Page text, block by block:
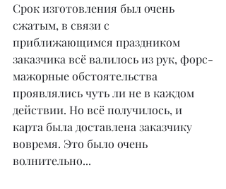
Срок изготовления был очень
сжатым, в связи с
приближающимся праздником
заказчика всё валилось из рук, форс-
мажорные обстоятельства
проявлялись чуть ли не в каждом
действии. Но всё получилось, и
карта была доставлена заказчику
вовремя. Это было очень
волнительно...